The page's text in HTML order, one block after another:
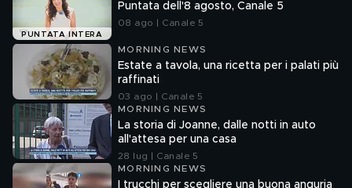
PUNTATA INTERA
Puntata dell'8 agosto, Canale 5
08 ago | Canale 5
MORNING NEWS
Estate a tavola, una ricetta per i palati più
raffinati
03 ago | Canale 5
MORNING NEWS
La storia di Joanne, dalle notti in auto
all'attesa per una casa
28 lug | Canale 5
MORNING NEWS
I trucchi per scegliere una buona anguria